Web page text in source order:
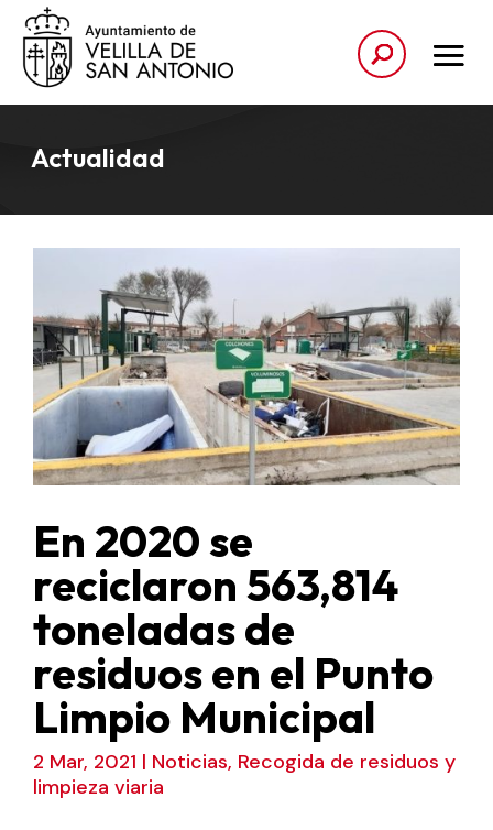
Actualidad
En 2020 se
reciclaron 563,814
toneladas de
residuos en el Punto
Limpio Municipal
2 Mar, 2021 | Noticias, Recogida de residuos y
limpieza viaria